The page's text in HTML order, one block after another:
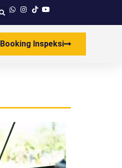
Booking Inspeksi